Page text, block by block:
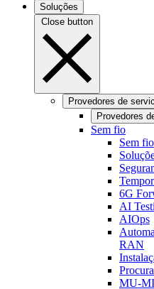
Soluções
Close button
Provedores de
Provedores
Sem fio
Sem fio
6G
AI
AIOps
RAN
MU-